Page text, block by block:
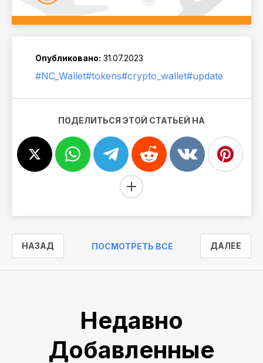
Опубликовано: 31.07.2023
#NC_Wallet#tokens#crypto_wallet#update
ПОДЕЛИТЬСЯ ЭТОЙ СТАТЬЕЙ НА
НАЗАД ПОСМОТРЕТЬ ВСЕ ДАЛЕЕ
Недавно
Добавленные